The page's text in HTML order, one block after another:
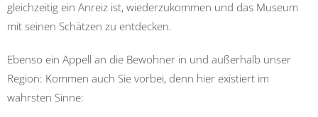
gleichzeitig ein Anreiz ist, wiederzukommen und das Museum
mit seinen Schätzen zu entdecken.
Ebenso ein Appell an die Bewohner in und außerhalb unser
Region: Kommen auch Sie vorbei, denn hier existiert im
wahrsten Sinne: